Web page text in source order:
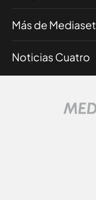
Más de Mediaset
Noticias Cuatro